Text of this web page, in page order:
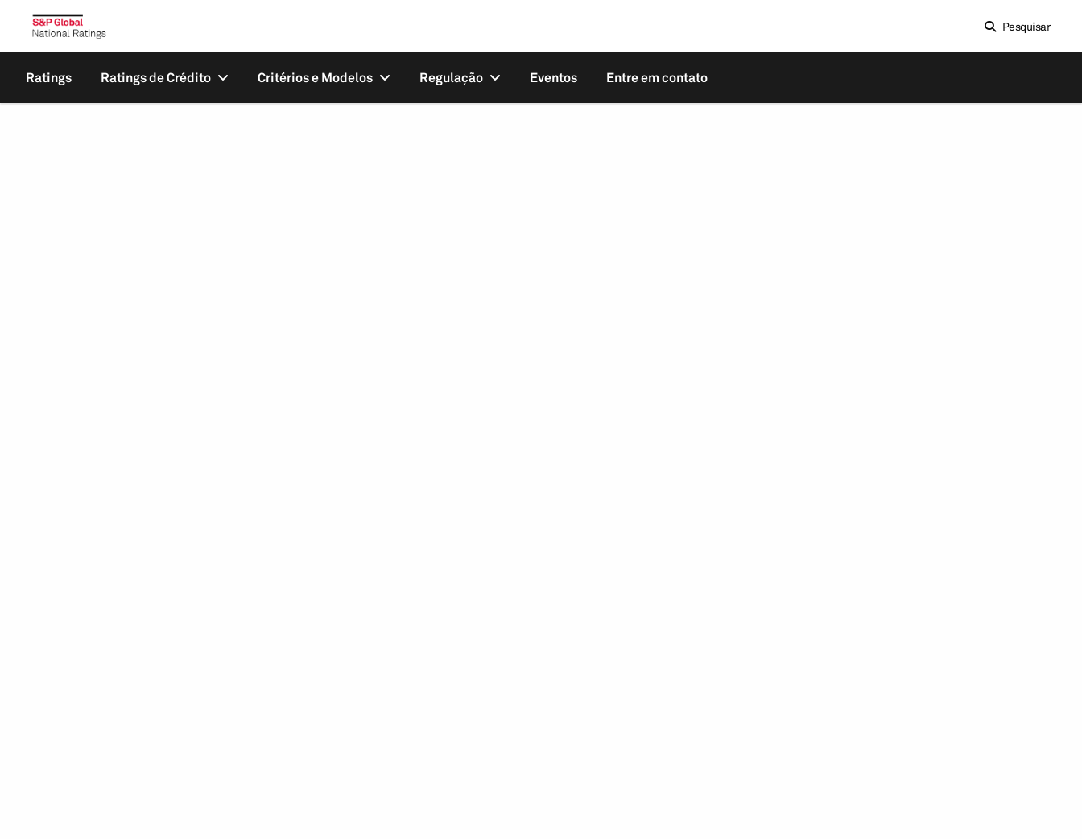
Pesquisar
Ratings Ratings de Crédito Critérios e Modelos Regulação Eventos Entre em contato